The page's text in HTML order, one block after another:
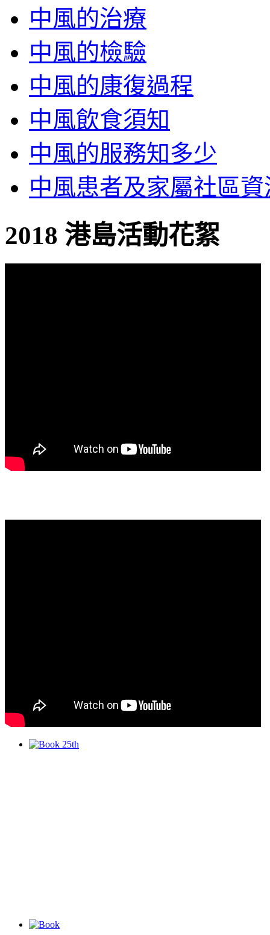
中風的治療
中風的檢驗
中風的康復過程
中風飲食須知
中風的服務知多少
中風患者及家屬社區資
2018 港島活動花絮